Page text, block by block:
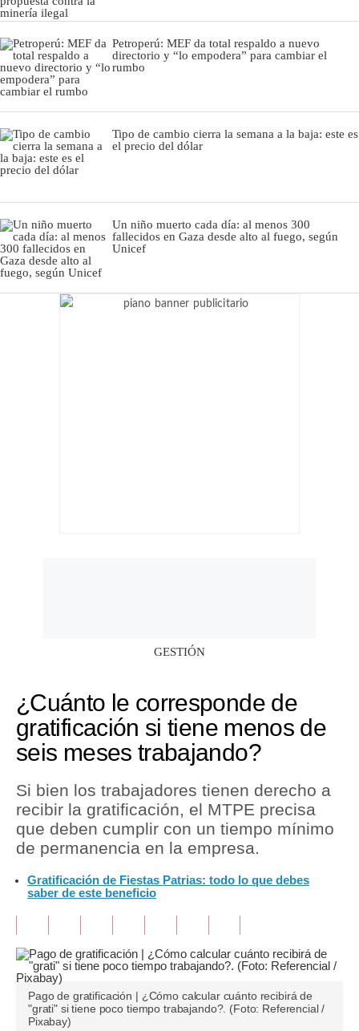
Petroperú: MEF da total respaldo a nuevo
directorio y “lo empodera” para cambiar el
rumbo
Tipo de cambio cierra la semana a la baja: este es
el precio del dólar
Un niño muerto cada día: al menos 300
fallecidos en Gaza desde alto al fuego, según
Unicef